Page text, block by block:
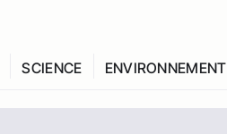
SCIENCE ENVIRONNEMENT